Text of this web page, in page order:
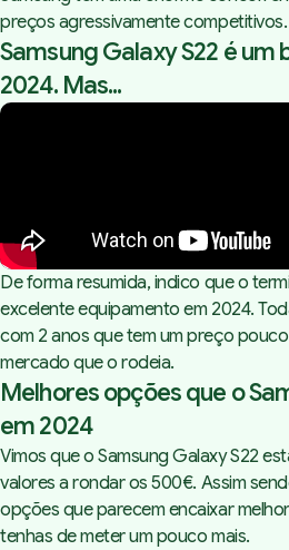
preços agressivamente competitivos.
Samsung Galaxy S22 é
2024. Mas...
De forma resumida, indico que o
excelente equipamento em 2024.
com 2 anos que tem um preço
mercado que o rodeia.
Melhores opções que o
em 2024
Vimos que o Samsung Galaxy S22
valores a rondar os 500€. Assim
opções que parecem encaixar
tenhas de meter um pouco mais.